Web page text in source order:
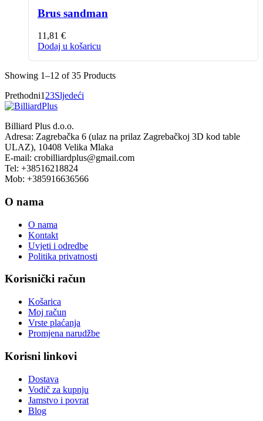
Brus sandman
11,81 €
Dodaj u košaricu
Showing 1–12 of 35 Products
Prethodni1 23Sljedeći
Billiard Plus d.o.o.
Adresa: Zagrebačka 6 (ulaz na prilaz Zagrebačkoj 3D kod table
ULAZ), 10408 Velika Mlaka
E-mail: crobilliardplus@gmail.com
Tel: +38516218824
Mob: +385916636566
O nama
O nama
Kontakt
Uvjeti i odredbe
Politika privatnosti
Korisnički račun
Košarica
Moj račun
Vrste plaćanja
Promjena narudžbe
Korisni linkovi
Dostava
Vodič za kupnju
Jamstvo i povrat
Blog